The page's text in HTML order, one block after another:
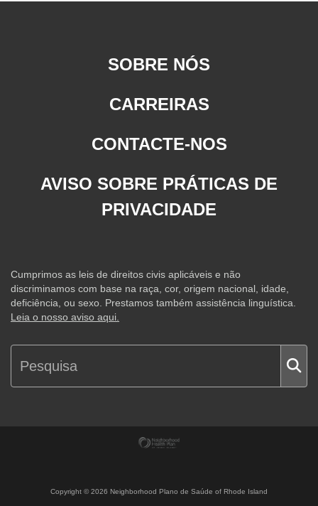
SOBRE NÓS
CARREIRAS
CONTACTE-NOS
AVISO SOBRE PRÁTICAS DE
PRIVACIDADE
Cumprimos as leis de direitos civis aplicáveis e não
discriminamos com base na raça, cor, origem nacional, idade,
deficiência, ou sexo. Prestamos também assistência linguística.
Leia o nosso aviso aqui.
Copyright ©2026 Neighborhood Plano de Saúde of Rhode Island